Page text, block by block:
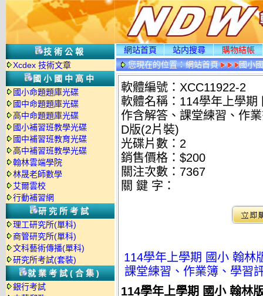
技術公報
Xcdex 技術文章
國小國中高中
國小命題題庫光碟
國中命題題庫光碟
高中命題題庫光碟
國小補習班教學光碟
國中補習班教育光碟
高中補習班教學光碟
翰林雲端學院
林晟老師數學
艾爾雲校
行動補習網
研究所考試
理工研究所(單科)
商管研究所(單科)
文科藝術傳播(單科)
研究所考試(套裝)
就業考試(合集)
銀行考試
網站首頁 站内搜尋
購物結帳
您現在的位置：網站首頁 國小
軟體編號：XCC11922-2
軟體名稱：114學年上學
作含解答、課堂練習、作
D版(2片裝)
光碟片數：2
銷售價格：$200
關注次數： 7367
關 鍵 字：
114學年上學期 國小 翰林
課堂練習、作業簿、學習
114學年上學期 國小 翰林